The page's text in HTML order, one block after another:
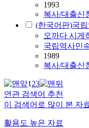
1993
복사/대출신
(한국어판)국
오까다 시게
국립역사민
1989
복사/대출신
123
연관 검색어 추천
이 검색어로 많이 본 자
활용도 높은 자료